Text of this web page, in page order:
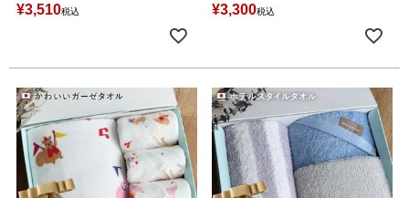
¥3,510税込 ¥3,300税込